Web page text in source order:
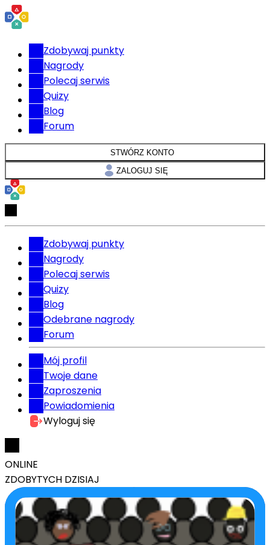
Zdobywaj punkty
Nagrody
Polecaj serwis
Quizy
Blog
Forum
STWÓRZ KONTO
ZALOGUJ SIĘ
Zdobywaj punkty
Nagrody
Polecaj serwis
Quizy
Blog
Odebrane nagrody
Forum
Mój profil
Twoje dane
Zaproszenia
Powiadomienia
Wyloguj się
ONLINE
ZDOBYTYCH DZISIAJ